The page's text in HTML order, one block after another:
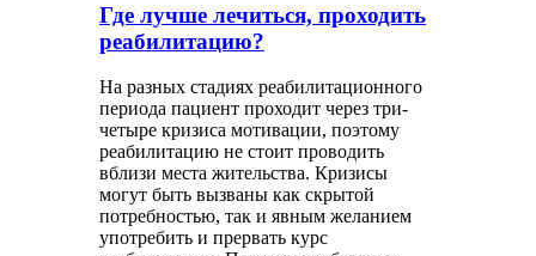
Где лучше лечиться, проходить
реабилитацию?
На разных стадиях реабилитационного
периода пациент проходит через три-
четыре кризиса мотивации, поэтому
реабилитацию не стоит проводить
вблизи места жительства. Кризисы
могут быть вызваны как скрытой
потребностью, так и явным желанием
употребить и прервать курс